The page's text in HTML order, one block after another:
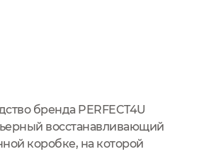
бренда PERFECT4U
восстанавливающий
коробке, на которой